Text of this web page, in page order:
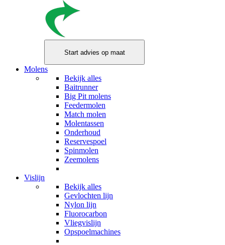
Molens
Bekijk alles
Baitrunner
Big Pit molens
Feedermolen
Match molen
Molentassen
Onderhoud
Reservespoel
Spinmolen
Zeemolens
Vislijn
Bekijk alles
Gevlochten lijn
Nylon lijn
Fluorocarbon
Vliegvislijn
Opspoelmachines